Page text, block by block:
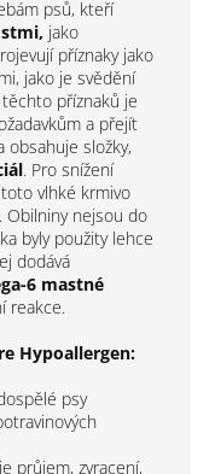
psů, kteří
jako
příznaky jako
jako je svědění
příznaků je
a přejít
obsahuje složky,
. Pro snížení
vlhké krmivo
Obilniny nejsou do
byly použity lehce
dodává
6 mastné
reakce.
Hypoallergen:
psy
průjem, zvracení,